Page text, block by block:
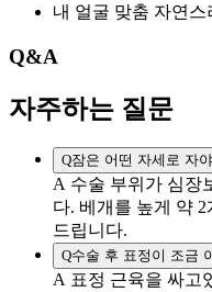
내 얼굴 맞춤 자연
Q&A
자주하는 질문
Q잠은 어떤 자세로 자
A 수술 부위가 심장
다. 베개를 높게 약
드립니다.
Q수술 후 표정이 조금
A 표정 근육을 싸고